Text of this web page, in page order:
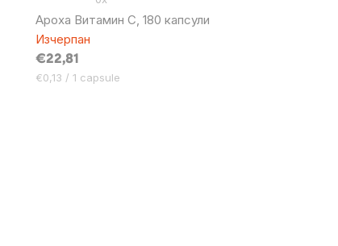
Ароха Витамин С, 180 капсули
Изчерпан
€22,81
Цена
€0,13 / 1 capsule